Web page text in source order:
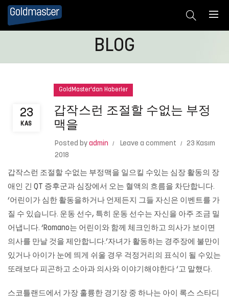
BLOG
23
KAS
GoldMaster'dan Haberler
갑작스런 조절할 수없는 부정
맥을
Posted by admin Leave a comment
23 Kasım
2018
갑작스런 조절할 수없는 부정맥을 일으킬 수있는 심장 활동의 장
애인 긴 QT 증후군과 심장에서 오는 혈액의 흐름을 차단합니다.
‘어린이가 심한 활동을하거나 언제든지 그들 자신은 이벤트를 가
질 수 있습니다. 운동 선수, 특히 운동 선수는 자신을 아주 조금 밀
어냅니다. ‘Romano는 어린이와 함께 체크인하고 의사가 보이면
의사를 만날 것을 제안합니다.’자녀가 활동하는 경주장에 불만이
있거나 아이가 눈에 띄게 쉬울 경우 걱정거리의 표식이 될 수있는
또래보다 피곤하고 소아과 의사와 이야기해야한다 ‘고 말했다.
스코틀랜드에서 가장 훌륭한 경기장 중 하나는 아이 록스 스타디